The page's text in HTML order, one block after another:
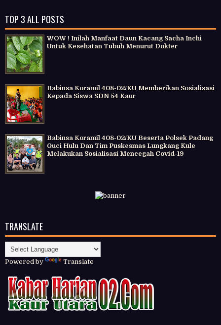
TOP 3 ALL POSTS
WOW ! Inilah Manfaat Daun Kacang Sacha Inchi
Untuk Kesehatan Tubuh Menurut Dokter
Babinsa Koramil 408-02/KU Memberikan Sosialisasi
Kepada Siswa SDN 54 Kaur
Babinsa Koramil 408-02/KU Beserta Polsek Padang
Guci Hulu Dan Tim Puskesmas Lungkang Kule
Melakukan Sosialisasi Mencegah Covid-19
TRANSLATE
Powered by Translate